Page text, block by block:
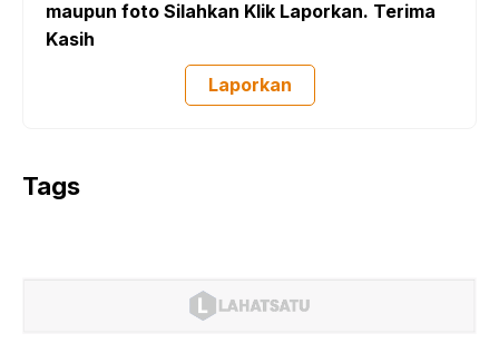
maupun foto Silahkan Klik Laporkan. Terima
Kasih
Laporkan
Tags